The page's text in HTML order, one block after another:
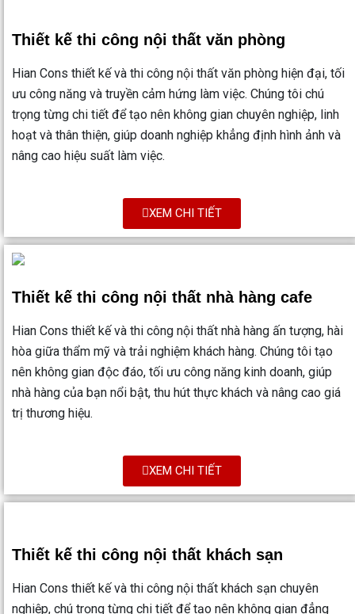
Thiết kế thi công nội thất văn phòng
Hian Cons thiết kế và thi công nội thất văn phòng hiện đại, tối
ưu công năng và truyền cảm hứng làm việc. Chúng tôi chú
trọng từng chi tiết để tạo nên không gian chuyên nghiệp, linh
hoạt và thân thiện, giúp doanh nghiệp khẳng định hình ảnh và
nâng cao hiệu suất làm việc.
XEM CHI TIẾT
Thiết kế thi công nội thất nhà hàng cafe
Hian Cons thiết kế và thi công nội thất nhà hàng ấn tượng, hài
hòa giữa thẩm mỹ và trải nghiệm khách hàng. Chúng tôi tạo
nên không gian độc đáo, tối ưu công năng kinh doanh, giúp
nhà hàng của bạn nổi bật, thu hút thực khách và nâng cao giá
trị thương hiệu.
XEM CHI TIẾT
Thiết kế thi công nội thất khách sạn
Hian Cons thiết kế và thi công nội thất khách sạn chuyên
nghiệp, chú trọng từng chi tiết để tạo nên không gian đẳng